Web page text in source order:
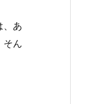
、あ
そん